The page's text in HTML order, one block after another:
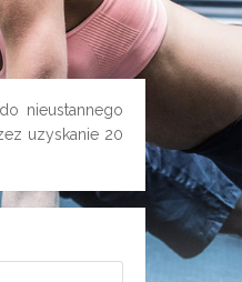
nieustannego
uzyskanie 20